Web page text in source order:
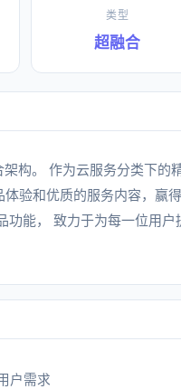
类型
超融合
构。 作为云服务分类下的
验和优质的服务内容，赢
能， 致力于为每一位用
户需求